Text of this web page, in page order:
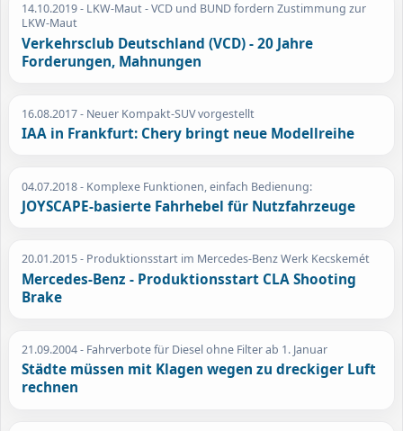
14.10.2019- LKW-Maut - VCD und BUND fordern Zustimmung zur
LKW-Maut
Verkehrsclub Deutschland (VCD) - 20 Jahre
Forderungen, Mahnungen
16.08.2017- Neuer Kompakt-SUV vorgestellt
IAA in Frankfurt: Chery bringt neue Modellreihe
04.07.2018- Komplexe Funktionen, einfach Bedienung:
JOYSCAPE-basierte Fahrhebel für Nutzfahrzeuge
20.01.2015- Produktionsstart im Mercedes-Benz Werk Kecskemét
Mercedes-Benz - Produktionsstart CLA Shooting
Brake
21.09.2004- Fahrverbote für Diesel ohne Filter ab 1. Januar
Städte müssen mit Klagen wegen zu dreckiger Luft
rechnen